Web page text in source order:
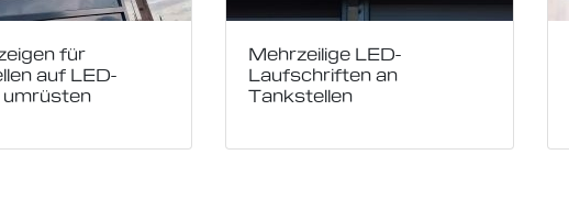
für
auf LED-
Mehrzeilige LED-
Laufschriften an
Tankstellen